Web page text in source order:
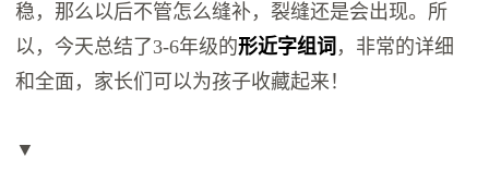
稳，那么以后不管怎么缝补，裂缝还是会出现。所
以，今天总结了3-6年级的形近字组词 ，非常的详细
和全面，家长们可以为孩子收藏起来！
▼